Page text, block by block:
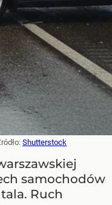
Shutterstock
samochodów
Ruch